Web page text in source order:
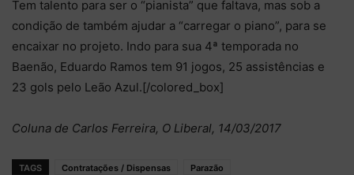
Tem talento para ser o “pianista” que faltava, mas sob a
condição de também ajudar a “carregar o piano”, para se
encaixar no projeto. Indo para sua 4ª temporada no
Baenão, Eduardo Ramos tem 91 jogos, 25 assistências e
23 gols pelo Leão Azul.[/colored_box]
Coluna de Carlos Ferreira, O Liberal, 14/03/2017
TAGS Contratações / Dispensas Parazão